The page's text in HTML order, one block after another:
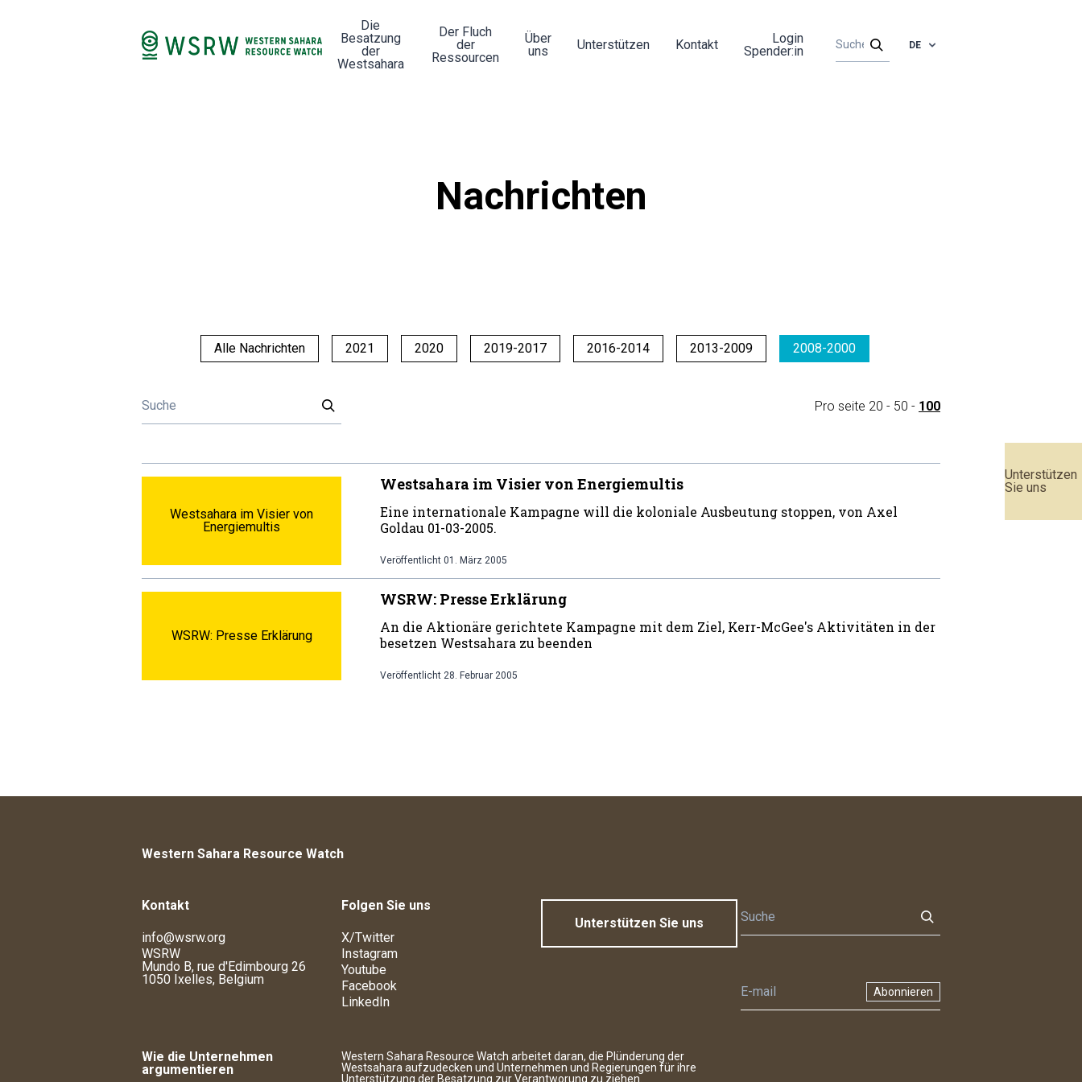
Unterstützen
Sie uns
Die
Besatzung
der
Westsahara
Der Fluch
der
Ressourcen
Über
uns
Unterstützen Kontakt
Login
Spender:in
DE
Nachrichten
Alle Nachrichten 2021 2020 2019-2017 2016-2014 2013-2009 2008-2000
Pro seite 20 - 50 - 100
Westsahara im Visier von
Energiemultis
Westsahara im Visier von Energiemultis
Eine internationale Kampagne will die koloniale Ausbeutung stoppen, von Axel
Goldau 01-03-2005.
Veröffentlicht 01. März 2005
WSRW: Presse Erklärung
WSRW: Presse Erklärung
An die Aktionäre gerichtete Kampagne mit dem Ziel, Kerr-McGee's Aktivitäten in der
besetzen Westsahara zu beenden
Veröffentlicht 28. Februar 2005
Western Sahara Resource Watch
Kontakt
info@wsrw.org
WSRW
Mundo B, rue d'Edimbourg 26
1050 Ixelles, Belgium
Folgen Sie uns
X/Twitter
Instagram
Youtube
Facebook
LinkedIn
Unterstützen Sie uns
Abonnieren
Wie die Unternehmen
argumentieren
Western Sahara Resource Watch arbeitet daran, die Plünderung der
Westsahara aufzudecken und Unternehmen und Regierungen für ihre
Unterstützung der Besatzung zur Verantworung zu ziehen.